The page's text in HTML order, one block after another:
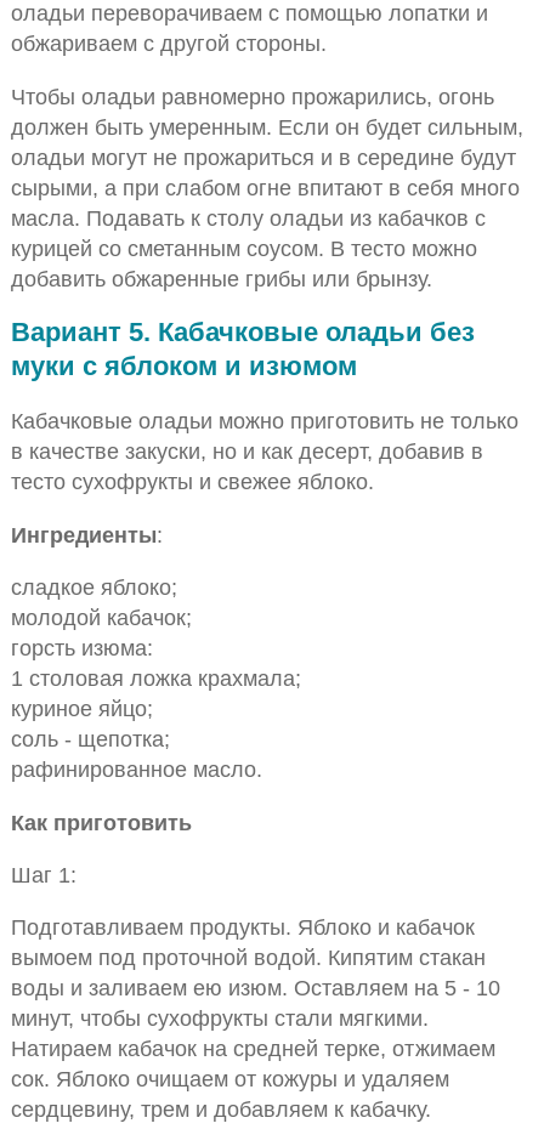
оладьи переворачиваем с помощью лопатки и
обжариваем с другой стороны.
Чтобы оладьи равномерно прожарились, огонь
должен быть умеренным. Если он будет сильным,
оладьи могут не прожариться и в середине будут
сырыми, а при слабом огне впитают в себя много
масла. Подавать к столу оладьи из кабачков с
курицей со сметанным соусом. В тесто можно
добавить обжаренные грибы или брынзу.
Вариант 5. Кабачковые оладьи без
муки с яблоком и изюмом
Кабачковые оладьи можно приготовить не только
в качестве закуски, но и как десерт, добавив в
тесто сухофрукты и свежее яблоко.
Ингредиенты:
сладкое яблоко;
молодой кабачок;
горсть изюма:
1 столовая ложка крахмала;
куриное яйцо;
соль - щепотка;
рафинированное масло.
Как приготовить
Шаг 1:
Подготавливаем продукты. Яблоко и кабачок
вымоем под проточной водой. Кипятим стакан
воды и заливаем ею изюм. Оставляем на 5 - 10
минут, чтобы сухофрукты стали мягкими.
Натираем кабачок на средней терке, отжимаем
сок. Яблоко очищаем от кожуры и удаляем
сердцевину, трем и добавляем к кабачку.